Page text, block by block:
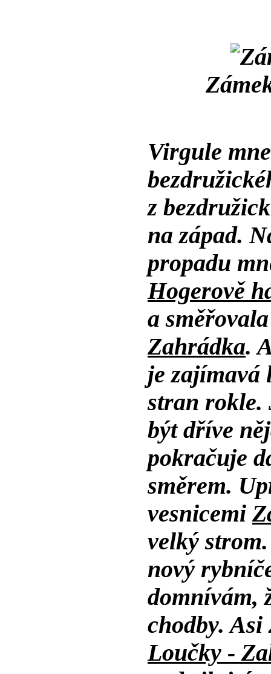
Virgule
z
na západ.
propadu
Hogerově
a
Zahrádka.
je zajímavá
stran rokle.
být dříve
pokračuje
směrem.
vesnicemi
velký
nový
domnívám,
chodby.
Loučky -